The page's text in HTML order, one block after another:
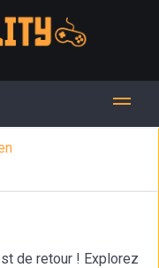
de retour ! Explorez